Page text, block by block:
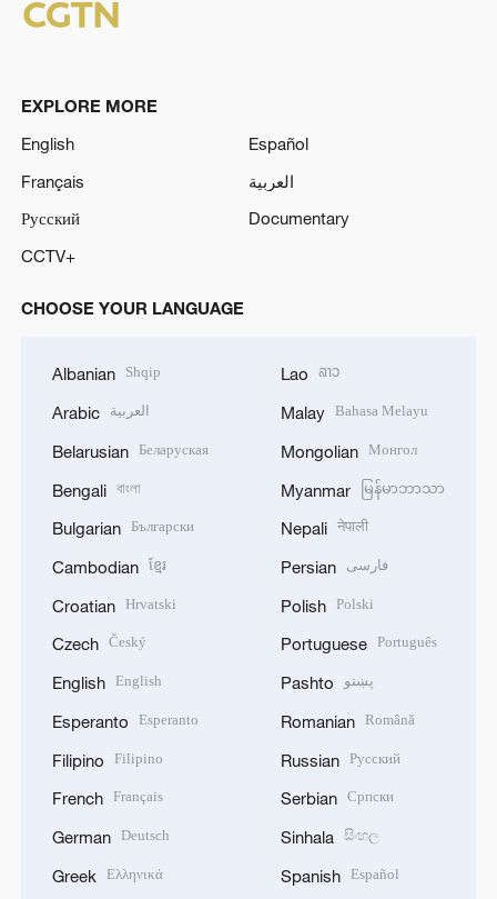
EXPLORE MORE
English
Español
Français
العربية
Русский
Documentary
CCTV+
CHOOSE YOUR LANGUAGE
Albanian Shqip
Arabic العربية
Belarusian Беларуская
Bengali বাংলা
Bulgarian Български
Cambodian ខ្មែរ
Croatian Hrvatski
Czech Český
English English
Esperanto Esperanto
Filipino Filipino
French Français
German Deutsch
Greek Ελληνικά
Lao ລາວ
Malay Bahasa Melayu
Mongolian Монгол
Myanmar မြန်မာဘာသာ
Nepali नेपाली
Persian فارسی
Polish Polski
Portuguese Português
Pashto پښتو
Romanian Română
Russian Русский
Serbian Српски
Sinhala සිංහල
Spanish Español